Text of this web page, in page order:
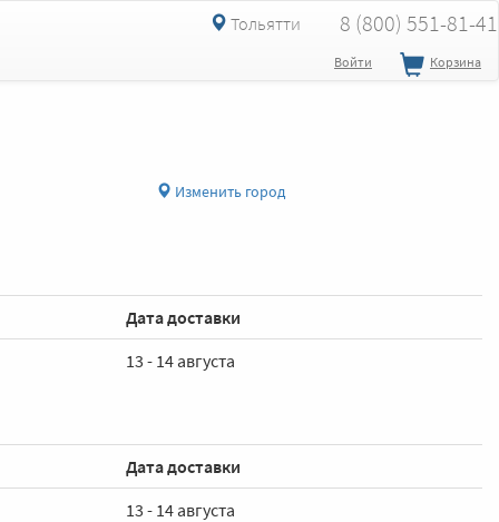
Тольятти 8 (800) 551-81-41
Войти Корзина
Изменить город
Дата доставки
13 - 14 августа
Дата доставки
13 - 14 августа